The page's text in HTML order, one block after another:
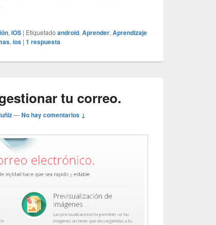
Aprende un idioma gratis
, iOS | Etiquetado android, Aprender, Aprendizaje
, ios | 1 respuesta
tu correo.
—No hay comentarios ↓